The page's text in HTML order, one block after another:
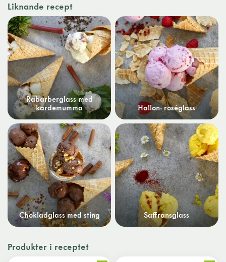
Liknande recept
Rabarberglass med
kardemumma
Hallon- roséglass
Chokladglass med sting Saffransglass
Produkter i receptet